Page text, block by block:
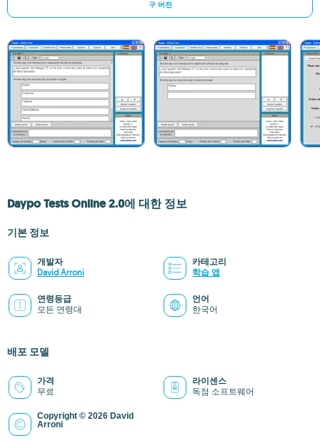
구 버전
Daypo Tests Online 2.0에 대한 정보
기본 정보
개발자
David Arroni
카테고리
학습 앱
연령등급
모든 연령대
언어
한국어
배포 모델
가격
무료
라이센스
독점 소프트웨어
Copyright © 2026 David
Arroni